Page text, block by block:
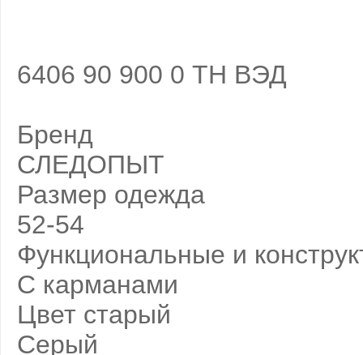
6406 90 900 0 ТН ВЭД
Бренд
СЛЕДОПЫТ
Размер одежда
52-54
Функциональные и
С карманами
Цвет старый
Серый